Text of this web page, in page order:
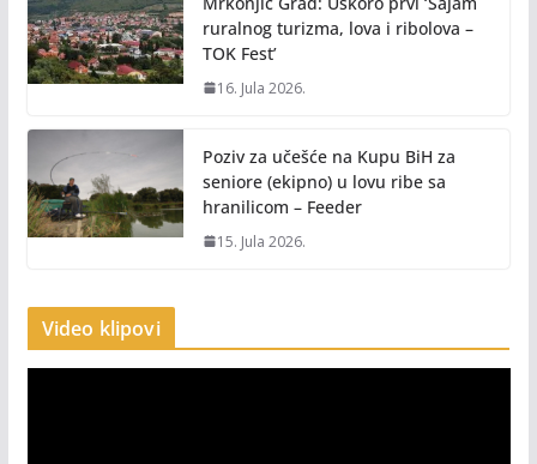
ruralnog turizma, lova i ribolova –
TOK Fest’
16. Jula 2026.
Poziv za učešće na Kupu BiH za
seniore (ekipno) u lovu ribe sa
hranilicom – Feeder
15. Jula 2026.
Video klipovi